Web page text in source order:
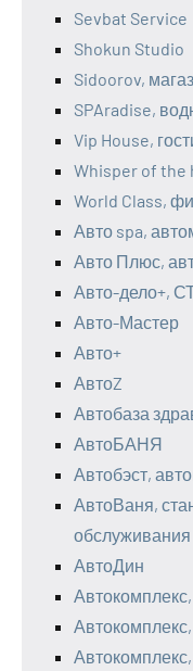
Sevbat Service
Shokun Studio
Sidoorov,
SPAradise,
Vip House,
Whisper of the
World Class,
Авто spa,
Авто Плюс,
Авто-дело+,
Авто-Мастер
Авто+
АвтоZ
Автобаза
АвтоБАНЯ
Автобэст,
АвтоВаня,
обслуживания
АвтоДин